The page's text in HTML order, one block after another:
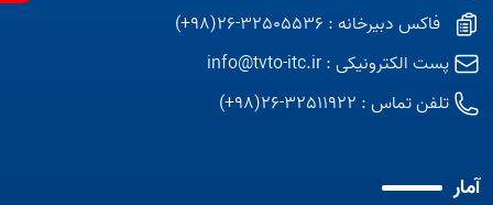
فاکس دبیرخانه : 32505536-26(98+)
پست الکترونیکی :info@tvto-itc.ir
تلفن تماس : 32511922-26(98+)
آمار